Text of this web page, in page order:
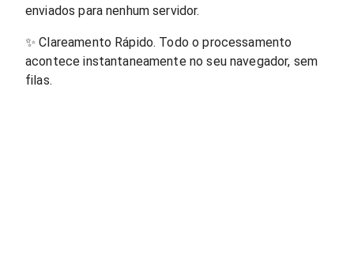
enviados para nenhum servidor.
✨Clareamento Rápido. Todo o processamento
acontece instantaneamente no seu navegador, sem
filas.